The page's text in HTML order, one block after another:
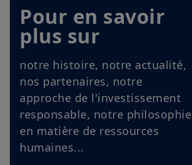
Pour en savoir
plus sur
notre histoire, notre actualité,
nos partenaires, notre
approche de l'investissement
responsable, notre philosophie
en matière de ressources
humaines...